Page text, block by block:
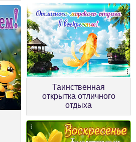
Таинственная
открытка отличного
отдыха